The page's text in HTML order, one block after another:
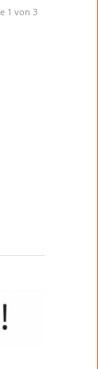
1 von 3